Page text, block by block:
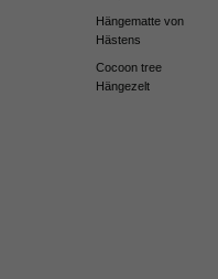
Hängematte von
Hästens
Cocoon tree
Hängezelt